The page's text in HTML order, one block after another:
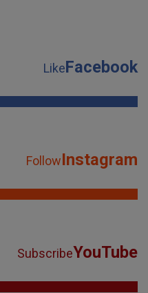
LikeFacebook
FollowInstagram
SubscribeYouTube